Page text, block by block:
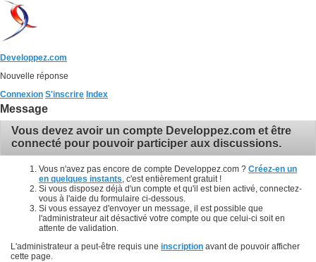
Developpez.com
Nouvelle réponse
Connexion S'inscrire Index
Message
Vous devez avoir un compte Developpez.com et être
connecté pour pouvoir participer aux discussions.
Vous n'avez pas encore de compte Developpez.com ? Créez-en un
en quelques instants , c'est entièrement gratuit !
Si vous disposez déjà d'un compte et qu'il est bien activé, connectez-
vous à l'aide du formulaire ci-dessous.
Si vous essayez d'envoyer un message, il est possible que
l'administrateur ait désactivé votre compte ou que celui-ci soit en
attente de validation.
L'administrateur a peut-être requis une inscription avant de pouvoir afficher
cette page.